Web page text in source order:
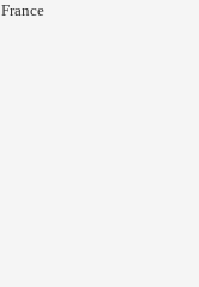
France